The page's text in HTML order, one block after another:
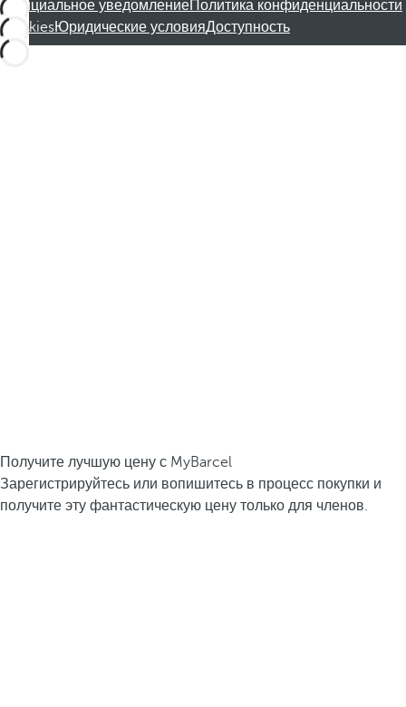
Официальное уведомлениеПолитика конфиденциальности
CookiesЮридические условияДоступность
Получите лучшую цену с MyBarcel
Зарегистрируйтесь или вопишитесь в процесс покупки и
получите эту фантастическую цену только для членов.